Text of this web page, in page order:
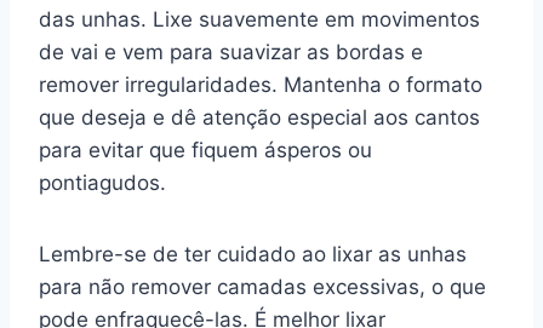
das unhas. Lixe suavemente em movimentos
de vai e vem para suavizar as bordas e
remover irregularidades. Mantenha o formato
que deseja e dê atenção especial aos cantos
para evitar que fiquem ásperos ou
pontiagudos.
Lembre-se de ter cuidado ao lixar as unhas
para não remover camadas excessivas, o que
pode enfraquecê-las. É melhor lixar